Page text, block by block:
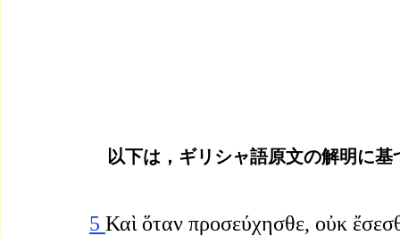
以下は，ギリシャ語原文の解明に基
5 Καὶ ὅταν προσεύχησθε, οὐκ